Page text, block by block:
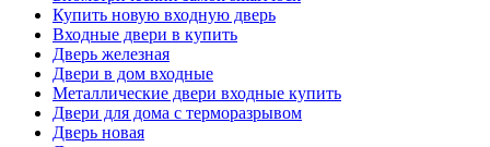
Купить новую входную дверь
Входные двери в купить
Дверь железная
Двери в дом входные
Металлические двери входные купить
Двери для дома с терморазрывом
Дверь новая